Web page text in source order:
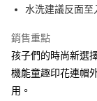
流程，驗證手機門
3.實際核准額度、可
4.訂單成立30分鐘內
消。如遇「轉專審核
法說明評估內容。
【繳款方式說明】
1.分期款項不併入電
運送方式
全家取貨付款
每筆NT$60，滿
付款後全家取貨
水洗建議反面至
銷售重點
孩子們的時尚新選
機能童趣印花連帽
用。